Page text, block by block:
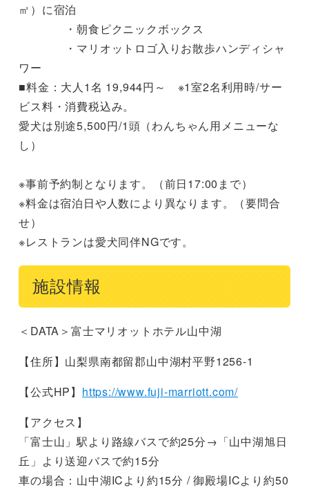
㎡）に宿泊
・朝食ピクニックボックス
・マリオットロゴ入りお散歩ハンディシャ
ワー
■料金：大人1名 19,944円～ ※1室2名利用時/サー
ビス料・消費税込み。
愛犬は別途5,500円/1頭（わんちゃん用メニューな
し）
※事前予約制となります。（前日17:00まで）
※料金は宿泊日や人数により異なります。（要問合
せ）
※レストランは愛犬同伴NGです。
施設情報
＜DATA＞富士マリオットホテル山中湖
【住所】山梨県南都留郡山中湖村平野1256-1
【公式HP】 https://www.fuji-marriott.com/
【アクセス】
「富士山」駅より路線バスで約25分→「山中湖旭日
丘」より送迎バスで約15分
車の場合：山中湖ICより約15分 / 御殿場ICより約50